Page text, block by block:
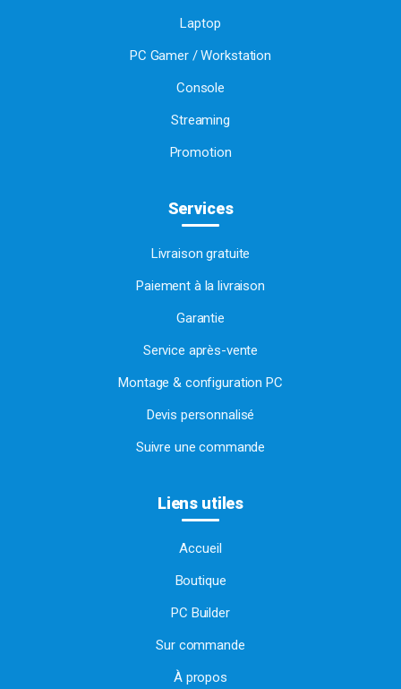
Laptop
PC Gamer / Workstation
Console
Streaming
Promotion
Services
Livraison gratuite
Paiement à la livraison
Garantie
Service après-vente
Montage & configuration PC
Devis personnalisé
Suivre une commande
Liens utiles
Accueil
Boutique
PC Builder
Sur commande
À propos